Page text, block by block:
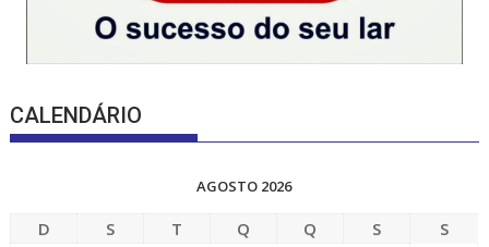
CALENDÁRIO
AGOSTO 2026
D S T Q Q S
S